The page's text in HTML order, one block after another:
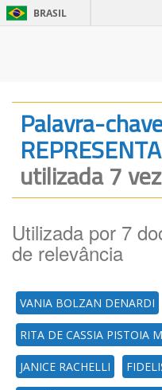
BRASIL
Palavra-
utilizada 7
Utilizada por 7
de relevância
VANIA BOLZAN DENARDI
RITA DE CASSIA PISTOIA
JANICE RACHELLI